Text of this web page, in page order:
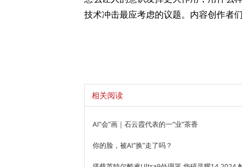
技术冲击最应考虑的议题。内容创作者
相关阅读
AI“会”画｜石云霞代表的一“业”茶香
你的脸，被AI“换”走了吗？